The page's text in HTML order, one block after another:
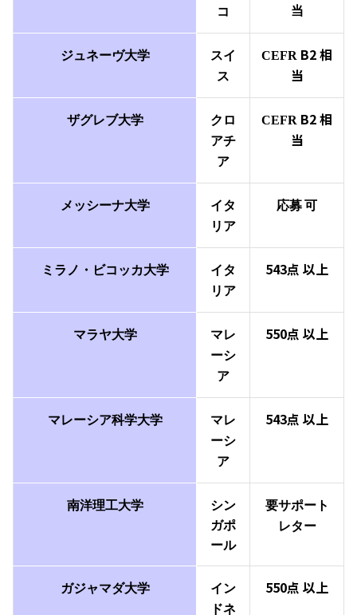
コ
当
ジュネーヴ大学
スイ
ス
CEFR B2相
当
ザグレブ大学
クロ
アチ
ア
CEFR B2相
当
メッシーナ大学
イタ
リア
応募可
ミラノ・ビコッカ大学
イタ
リア
543点 以上
マラヤ大学
マレ
ーシ
ア
550点 以上
マレーシア科学大学
マレ
ーシ
ア
543点 以上
南洋理工大学
シン
ガポ
ール
要サポート
レター
ガジャマダ大学
イン
ドネ
550点 以上